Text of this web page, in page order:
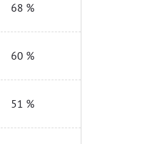
68 %
60 %
51 %